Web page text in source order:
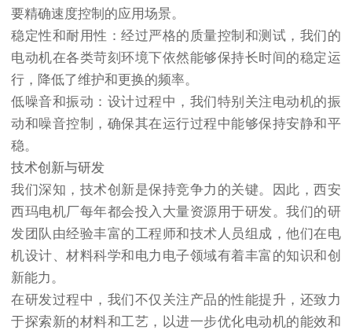
要精确速度控制的应用场景。
稳定性和耐用性 ：经过严格的质量控制和测试，我们的
电动机在各类苛刻环境下依然能够保持长时间的稳定运
行，降低了维护和更换的频率。
低噪音和振动 ：设计过程中，我们特别关注电动机的振
动和噪音控制，确保其在运行过程中能够保持安静和平
稳。
技术创新与研发
我们深知，技术创新是保持竞争力的关键。因此，西安
西玛电机厂每年都会投入大量资源用于研发。我们的研
发团队由经验丰富的工程师和技术人员组成，他们在电
机设计、材料科学和电力电子领域有着丰富的知识和创
新能力。
在研发过程中，我们不仅关注产品的性能提升，还致力
于探索新的材料和工艺，以进一步优化电动机的能效和